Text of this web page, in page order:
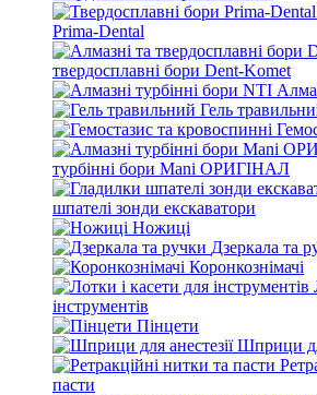
Prima-Dental
твердосплавні бори Dent-Komet
Гель
турбінні бори Mani ОРИГІНАЛ
шпателі зонди екскаватори
Ножиці
Дзеркала та
Коронкознімачі
інструментів
Пінцети
Шприци
пасти